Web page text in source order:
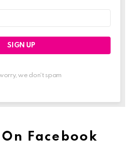
we don't spam
On Facebook